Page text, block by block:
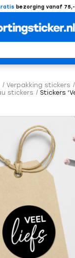
bezorging vanaf 75,-
/ Verpakking stickers /
stickers / Stickers